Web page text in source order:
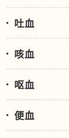
吐血
咳血
呕血
便血